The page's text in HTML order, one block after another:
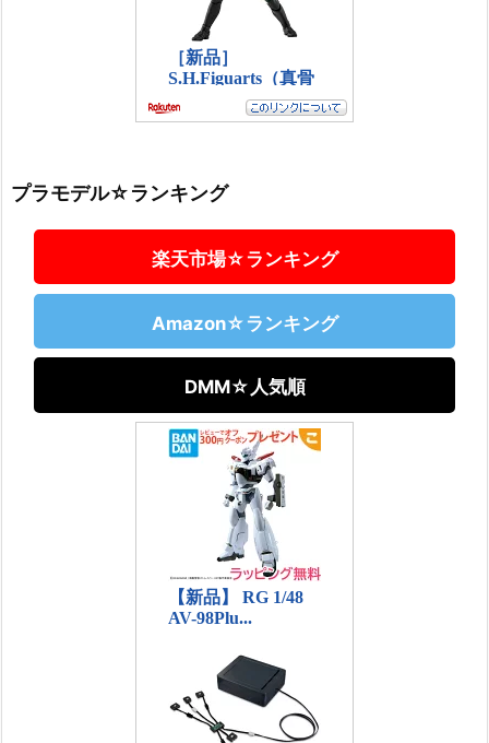
プラモデル☆ランキング
楽天市場☆ランキング
Amazon☆ランキング
DMM☆人気順